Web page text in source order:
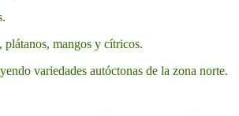
plátanos, mangos y cítricos.
variedades autóctonas de la zona norte.